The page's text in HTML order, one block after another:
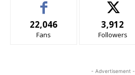
22,046
Fans
3,912
Followers
- Advertisement -